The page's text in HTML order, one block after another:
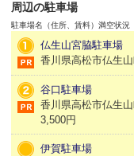
周辺の駐車場
駐車場名（住所、賃料） 満空状況
仏生山宮脇駐車場
香川県高松市仏生
谷口駐車場
香川県高松市仏生
3,500円
伊賀駐車場